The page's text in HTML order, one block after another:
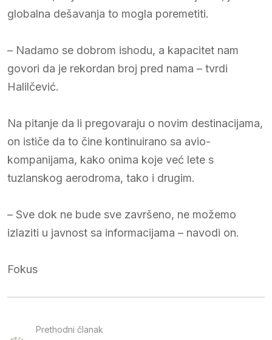
globalna dešavanja to mogla poremetiti.
– Nadamo se dobrom ishodu, a kapacitet nam
govori da je rekordan broj pred nama – tvrdi
Halilčević.
Na pitanje da li pregovaraju o novim destinacijama,
on ističe da to čine kontinuirano sa avio-
kompanijama, kako onima koje već lete s
tuzlanskog aerodroma, tako i drugim.
– Sve dok ne bude sve završeno, ne možemo
izlaziti u javnost sa informacijama – navodi on.
Fokus
Prethodni članak